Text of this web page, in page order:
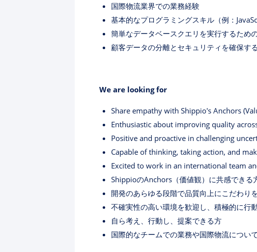
国際物流業界での業務経験
基本的なプログラミングスキル（例：
簡単なデータベースクエリを実行するため
顧客データの分離とセキュリティを確保す
We are looking for
Share empathy with Shippio's Anchors
Enthusiastic about improving quality
Positive and proactive in challenging
Capable of thinking, taking action, and
Excited to work in an international team
ShippioのAnchors（価値観）に共感できる
開発のあらゆる段階で品質向上にこだわり
不確実性の高い環境を歓迎し、積極的に行
自ら考え、行動し、提案できる方
国際的なチームでの業務や国際物流につい